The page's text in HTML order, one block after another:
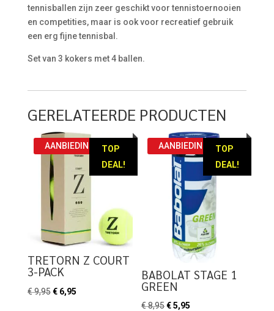
tennisballen zijn zeer geschikt voor tennistoernooien
en competities, maar is ook voor recreatief gebruik
een erg fijne tennisbal.
Set van 3 kokers met 4 ballen.
GERELATEERDE PRODUCTEN
TOP
DEAL!
AANBIEDING!
TRETORN Z COURT
3-PACK
€9,95 Oorspronkelijke
€6,95Huidige
TOP
DEAL!
AANBIEDING!
BABOLAT STAGE 1
GREEN
€8,95Oorspronkelijke
€5,95